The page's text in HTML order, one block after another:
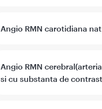
Angio RMN carotidiana
Angio RMN
si cu substanta de contrast